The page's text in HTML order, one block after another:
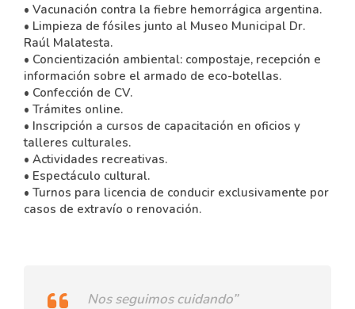
• Vacunación contra la fiebre hemorrágica argentina.
• Limpieza de fósiles junto al Museo Municipal Dr.
Raúl Malatesta.
• Concientización ambiental: compostaje, recepción e
información sobre el armado de eco-botellas.
• Confección de CV.
• Trámites online.
• Inscripción a cursos de capacitación en oficios y
talleres culturales.
• Actividades recreativas.
• Espectáculo cultural.
• Turnos para licencia de conducir exclusivamente por
casos de extravío o renovación.
Nos seguimos cuidando”